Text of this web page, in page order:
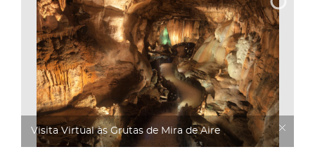
Visita Virtual às Grutas de Mira de Aire